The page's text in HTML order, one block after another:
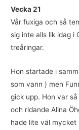
Vecka 21
Vår fuxiga och så
sig inte alls lik idag i
treåringar.
Hon startade i
som vann ) men
gick upp. Hon var
och ridande Alina
hade lite väl mycket